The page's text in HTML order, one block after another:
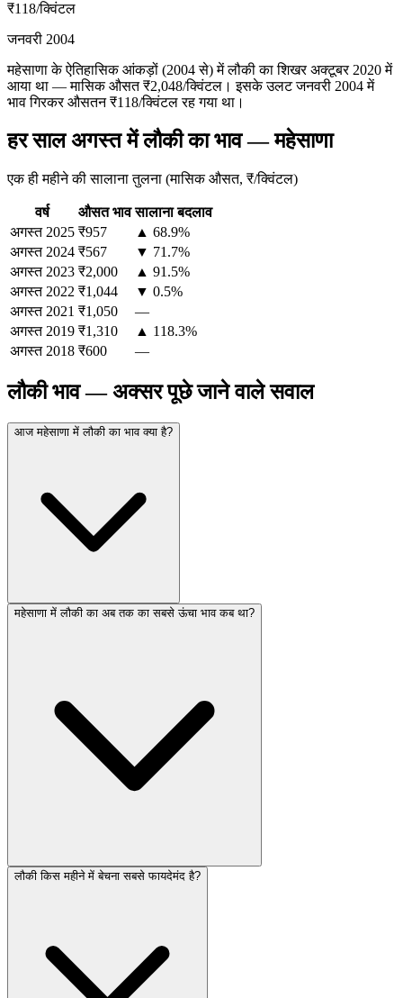
₹118/क्विंटल
जनवरी 2004
महेसाणा के ऐतिहासिक आंकड़ों (2004 से) में लौकी का शिखर अक्टूबर 2020 में
आया था — मासिक औसत ₹2,048/क्विंटल। इसके उलट जनवरी 2004 में
भाव गिरकर औसतन ₹118/क्विंटल रह गया था।
हर साल अगस्त में लौकी का भाव — महेसाणा
एक ही महीने की सालाना तुलना (मासिक औसत, ₹/क्विंटल)
वर्ष औसत भाव सालाना बदलाव
अगस्त 2025 ₹957
▲ 68.9%
अगस्त 2024 ₹567
▼ 71.7%
अगस्त 2023 ₹2,000
▲ 91.5%
अगस्त 2022 ₹1,044
▼ 0.5%
अगस्त 2021 ₹1,050
—
अगस्त 2019 ₹1,310
▲ 118.3%
अगस्त 2018 ₹600 —
लौकी भाव — अक्सर पूछे जाने वाले सवाल
आज महेसाणा में लौकी का भाव क्या है?
महेसाणा में लौकी का अब तक का सबसे ऊंचा भाव कब था?
लौकी किस महीने में बेचना सबसे फायदेमंद है?